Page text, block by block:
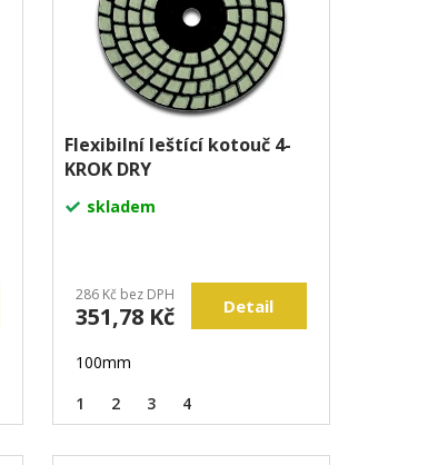
Flexibilní leštící kotouč 4-
KROK DRY
skladem
286 Kč bez DPH
351,78 Kč Detail
100mm
1
2 3 4